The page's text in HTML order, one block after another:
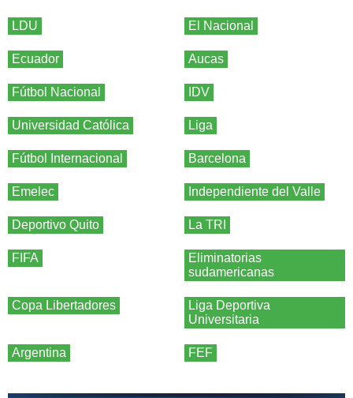
LDU El Nacional
Ecuador Aucas
Fútbol Nacional IDV
Universidad Católica Liga
Fútbol Internacional Barcelona
Emelec Independiente del Valle
Deportivo Quito La TRI
FIFA
Eliminatorias
sudamericanas
Copa Libertadores
Liga Deportiva
Universitaria
Argentina FEF